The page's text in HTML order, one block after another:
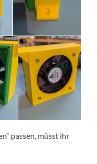
passen, müsst ihr